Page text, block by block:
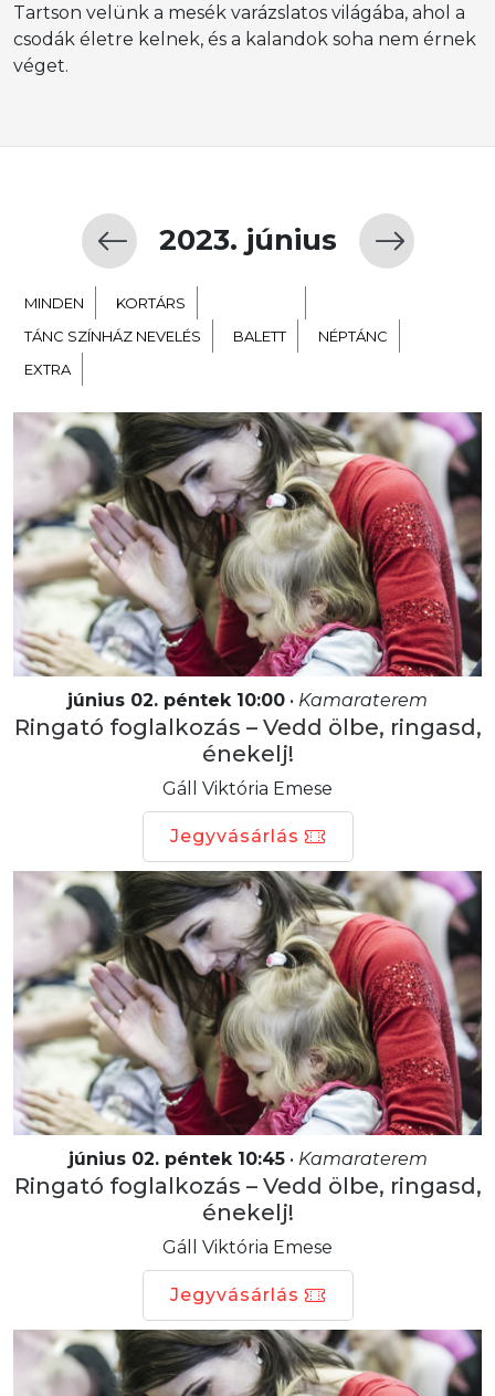
Tartson velünk a mesék varázslatos világába, ahol a
csodák életre kelnek, és a kalandok soha nem érnek
véget.
2023. június
MINDEN KORTÁRS
TÁNC SZÍNHÁZ NEVELÉS
BALETT
NÉPTÁNC
EXTRA
június 02. péntek 10:00 • Kamaraterem
Ringató foglalkozás – Vedd ölbe, ringasd,
énekelj!
Gáll Viktória Emese
Jegyvásárlás
június 02. péntek 10:45• Kamaraterem
Ringató foglalkozás – Vedd ölbe, ringasd,
énekelj!
Gáll Viktória Emese
Jegyvásárlás